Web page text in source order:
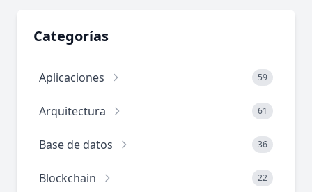
Categorías
Aplicaciones 59
Arquitectura 61
Base de datos 36
Blockchain 22